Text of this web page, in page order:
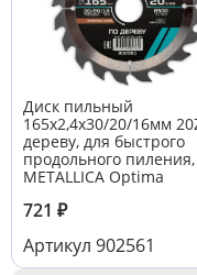
Диск пильный
165х2,4х30/20/16мм
дереву, для быстрого
продольного пиления,
METALLICA Optima
721 ₽
Артикул 902561